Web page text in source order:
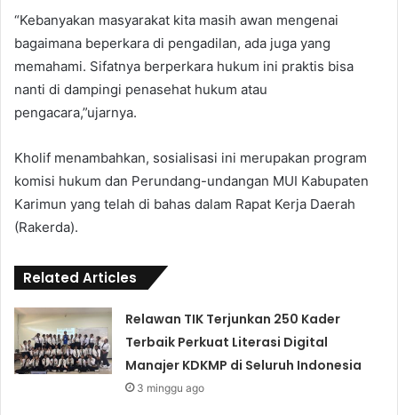
“Kebanyakan masyarakat kita masih awan mengenai
bagaimana beperkara di pengadilan, ada juga yang
memahami. Sifatnya berperkara hukum ini praktis bisa
nanti di dampingi penasehat hukum atau
pengacara,”ujarnya.
Kholif menambahkan, sosialisasi ini merupakan program
komisi hukum dan Perundang-undangan MUI Kabupaten
Karimun yang telah di bahas dalam Rapat Kerja Daerah
(Rakerda).
Related Articles
Relawan TIK Terjunkan 250 Kader
Terbaik Perkuat Literasi Digital
Manajer KDKMP di Seluruh Indonesia
3 minggu ago